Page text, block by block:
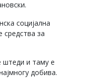
социјална
средства за
штеди и таму е
добива.